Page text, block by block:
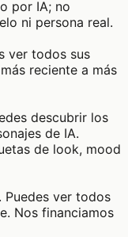
por IA; no
ni persona real.
ver todos sus
reciente a más
descubrir los
de IA.
de look, mood
Puedes ver todos
Nos financiamos